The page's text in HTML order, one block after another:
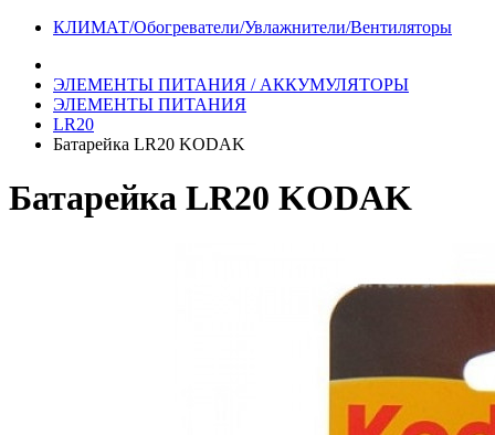
КЛИМАТ/Обогреватели/Увлажнители/Вентиляторы
ЭЛЕМЕНТЫ ПИТАНИЯ / АККУМУЛЯТОРЫ
ЭЛЕМЕНТЫ ПИТАНИЯ
LR20
Батарейка LR20 KODAK
Батарейка LR20 KODAK